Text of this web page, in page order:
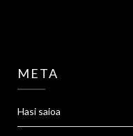
META
Hasi saioa